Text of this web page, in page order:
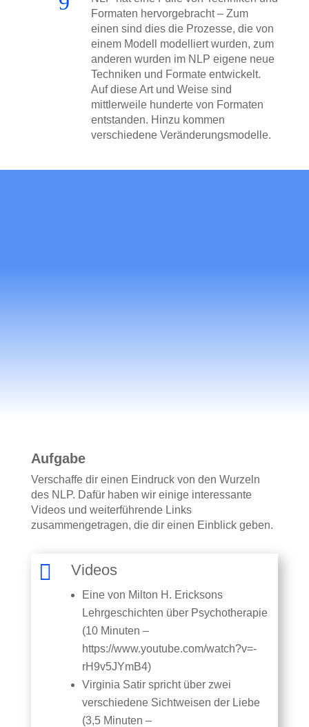
Formaten hervorgebracht – Zum
einen sind dies die Prozesse, die von
einem Modell modelliert wurden, zum
anderen wurden im NLP eigene neue
Techniken und Formate entwickelt.
Auf diese Art und Weise sind
mittlerweile hunderte von Formaten
entstanden. Hinzu kommen
verschiedene Veränderungsmodelle.
Aufgabe
Verschaffe dir einen Eindruck von den Wurzeln
des NLP. Dafür haben wir einige interessante
Videos und weiterführende Links
zusammengetragen, die dir einen Einblick geben.
 Videos
Eine von Milton H. Ericksons
Lehrgeschichten über Psychotherapie
(10 Minuten –
https://www.youtube.com/watch?v=-
rH9v5JYmB4)
Virginia Satir spricht über zwei
verschiedene Sichtweisen der Liebe
(3,5 Minuten –